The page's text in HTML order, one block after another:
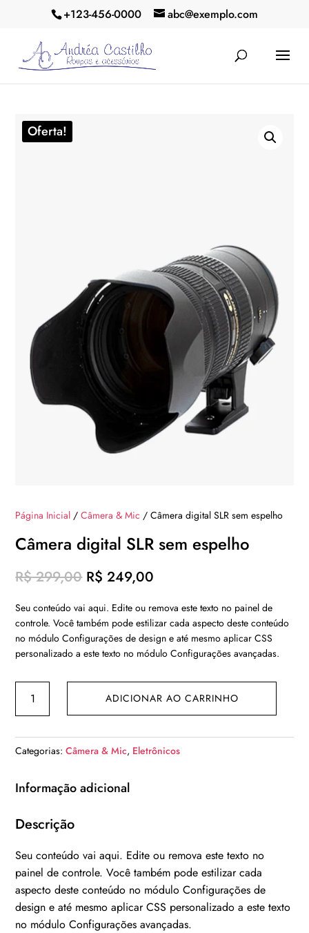
+123-456-0000 abc@exemplo.com
Oferta!
Página Inicial /Câmera & Mic / Câmera digital SLR sem espelho
Câmera digital SLR sem espelho
R$299,00 O
original
era:
R$ 299,00.
R$ 249,00
atual
é:
R$ 249,00.
Seu conteúdo vai aqui. Edite ou remova este texto no painel de
controle. Você também pode estilizar cada aspecto deste conteúdo
no módulo Configurações de design e até mesmo aplicar CSS
personalizado a este texto no módulo Configurações avançadas.
sem
quantidade
ADICIONAR AO CARRINHO
Categorias:Câmera & Mic, Eletrônicos
Informação adicional
Descrição
Seu conteúdo vai aqui. Edite ou remova este texto no
painel de controle. Você também pode estilizar cada
aspecto deste conteúdo no módulo Configurações de
design e até mesmo aplicar CSS personalizado a este texto
no módulo Configurações avançadas.